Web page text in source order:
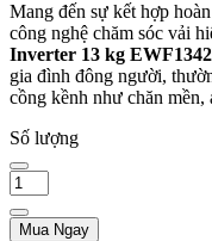
Mang đến sự kết hợp
công nghệ chăm sóc vải
Inverter 13 kg
gia đình đông người,
cồng kềnh như chăn mền,
Số lượng
Mua Ngay